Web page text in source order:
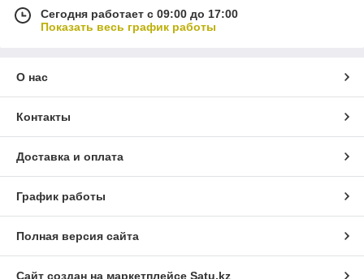
Сегодня работает с 09:00 до 17:00
Показать весь график работы
О нас
Контакты
Доставка и оплата
График работы
Полная версия сайта
Сайт создан на маркетплейсе Satu.kz